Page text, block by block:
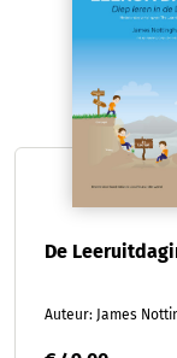
De
Auteur: James